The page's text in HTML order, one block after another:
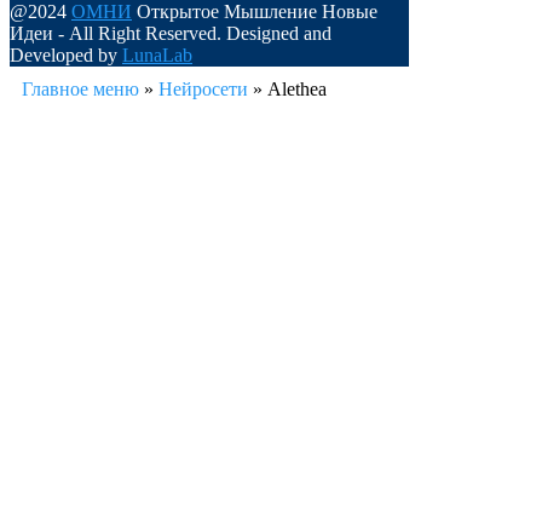
@2024 ОМНИ Открытое Мышление Новые
Идеи - All Right Reserved. Designed and
Developed by LunaLab
Главное меню » Нейросети » Alethea